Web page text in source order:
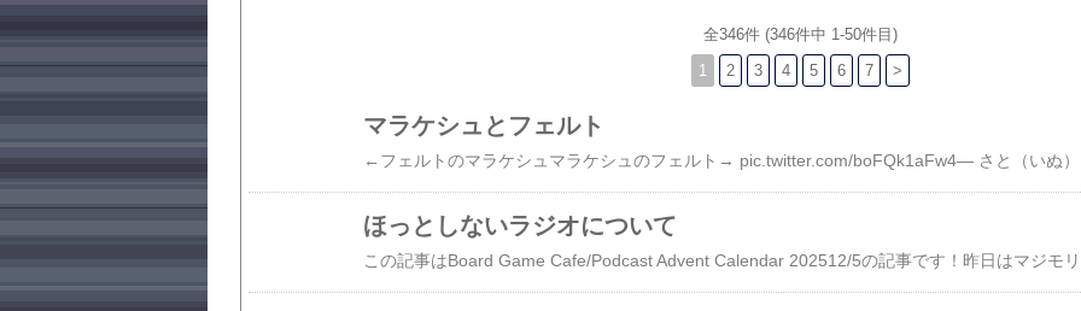
全346件 (346件中 1-50件目)
1 2 3 4 5 6 7 >
マラケシュとフェルト
ほっとしないラジオについて